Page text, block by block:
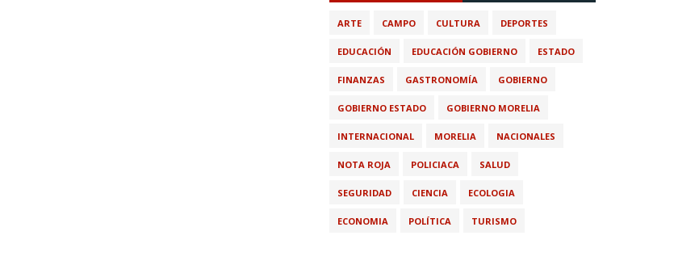
ARTE CAMPO CULTURA DEPORTES
EDUCACIÓN EDUCACIÓN GOBIERNO ESTADO
FINANZAS GASTRONOMÍA GOBIERNO
GOBIERNO ESTADO GOBIERNO MORELIA
INTERNACIONAL MORELIA NACIONALES
NOTA ROJA POLICIACA SALUD
SEGURIDAD CIENCIA ECOLOGIA
ECONOMIA POLÍTICA TURISMO